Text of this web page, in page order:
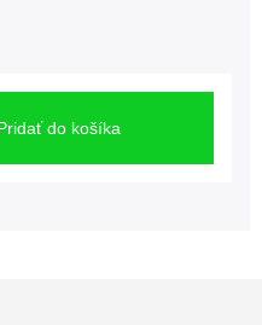
do košíka